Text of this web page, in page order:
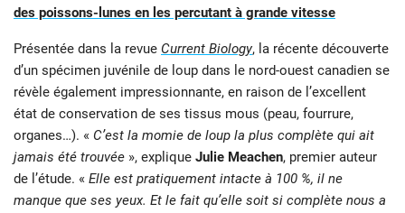
des poissons-lunes en les percutant à grande vitesse
Présentée dans la revue Current Biology, la récente découverte
d’un spécimen juvénile de loup dans le nord-ouest canadien se
révèle également impressionnante, en raison de l’excellent
état de conservation de ses tissus mous (peau, fourrure,
organes…). « C’est la momie de loup la plus complète qui ait
jamais été trouvée », explique Julie Meachen, premier auteur
de l’étude. « Elle est pratiquement intacte à 100 %, il ne
manque que ses yeux. Et le fait qu’elle soit si complète nous a